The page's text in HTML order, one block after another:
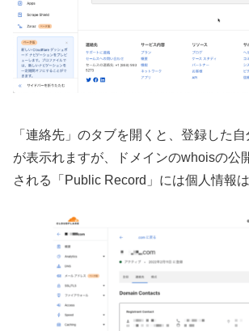
「連絡先」のタブを開くと、登録した
が表示れますが、ドメインのwhoisの公
される「Public Record」には個人情報